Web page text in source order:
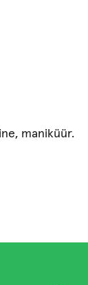
maniküür.